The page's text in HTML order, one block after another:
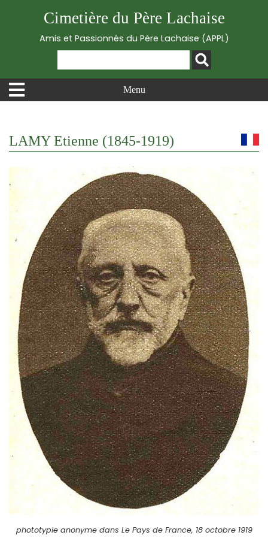
Cimetière du Père Lachaise
Amis et Passionnés du Père Lachaise (APPL)
Menu
LAMY Etienne (1845-1919)
phototypie anonyme dans Le Pays de France, 18 octobre 1919